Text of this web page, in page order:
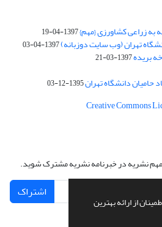
از ارائه بهترین
به زراعی کشاورزی {مهم}1397-04-19
تهران (وب سایت دوزبانه)1397-04-03
بریده1397-03-21
حامیان دانشگاه تهران1395-12-03
مهم نشریه در خبرنامه نشریه مشترک شوید.
اشتراک